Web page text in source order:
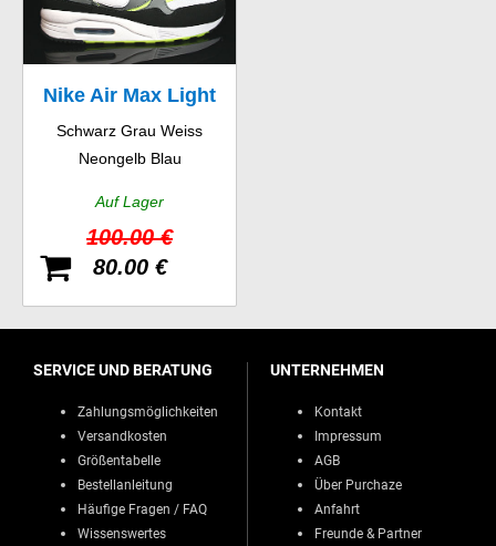
Nike Air Max Light
GS
Schwarz Grau Weiss
Neongelb Blau
Auf Lager
100.00 €
80.00 €
SERVICE UND BERATUNG
Zahlungsmöglichkeiten
Versandkosten
Größentabelle
Bestellanleitung
Häufige Fragen / FAQ
Wissenswertes
UNTERNEHMEN
Kontakt
Impressum
AGB
Über Purchaze
Anfahrt
Freunde & Partner